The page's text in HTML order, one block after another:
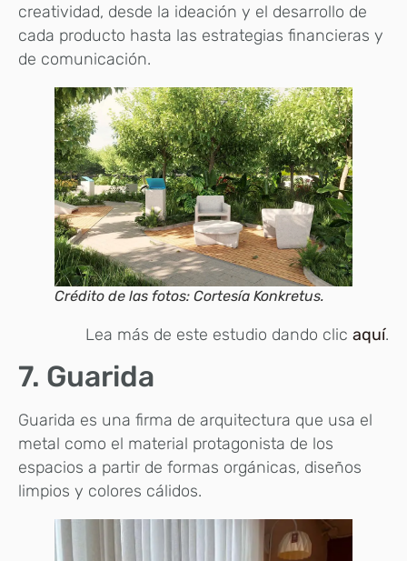
creatividad, desde la ideación y el desarrollo de
cada producto hasta las estrategias financieras y
de comunicación.
Crédito de las fotos: Cortesía Konkretus.
Lea más de este estudio dando clic aquí.
7. Guarida
Guarida es una firma de arquitectura que usa el
metal como el material protagonista de los
espacios a partir de formas orgánicas, diseños
limpios y colores cálidos.